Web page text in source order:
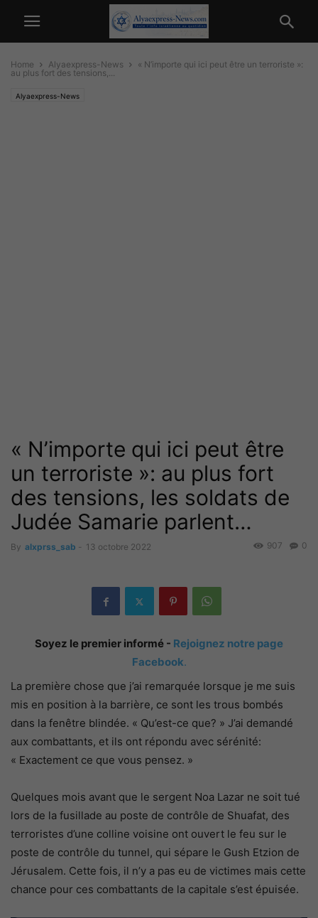
Home Alyaexpress-News
« N’importe qui ici peut être un terroriste »:
au plus fort des tensions,...
Alyaexpress-News
« N’importe qui ici peut être
un terroriste »: au plus fort
des tensions, les soldats de
Judée Samarie parlent…
By alxprss_sab - 13 octobre 2022 0
907
Soyez le premier informé - Rejoignez notre page
Facebook.
La première chose que j’ai remarquée lorsque je me suis
mis en position à la barrière, ce sont les trous bombés
dans la fenêtre blindée. « Qu’est-ce que? » J’ai demandé
aux combattants, et ils ont répondu avec sérénité:
« Exactement ce que vous pensez. »
Quelques mois avant que le sergent Noa Lazar ne soit tué
lors de la fusillade au poste de contrôle de Shuafat, des
terroristes d’une colline voisine ont ouvert le feu sur le
poste de contrôle du tunnel, qui sépare le Gush Etzion de
Jérusalem. Cette fois, il n’y a pas eu de victimes mais cette
chance pour ces combattants de la capitale s’est épuisée.